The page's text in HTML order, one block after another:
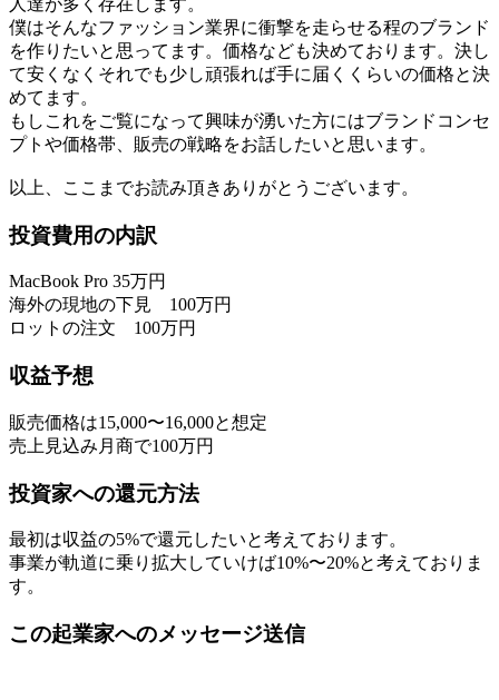
人達が多く存在します。
僕はそんなファッション業界に衝撃を走らせる程のブランド
を作りたいと思ってます。価格なども決めております。決し
て安くなくそれでも少し頑張れば手に届くくらいの価格と決
めてます。
もしこれをご覧になって興味が湧いた方にはブランドコンセ
プトや価格帯、販売の戦略をお話したいと思います。
以上、ここまでお読み頂きありがとうございます。
投資費用の内訳
MacBook Pro 35万円
海外の現地の下見 100万円
ロットの注文 100万円
収益予想
販売価格は15,000〜16,000と想定
売上見込み月商で100万円
投資家への還元方法
最初は収益の5%で還元したいと考えております。
事業が軌道に乗り拡大していけば10%〜20%と考えておりま
す。
この起業家へのメッセージ送信